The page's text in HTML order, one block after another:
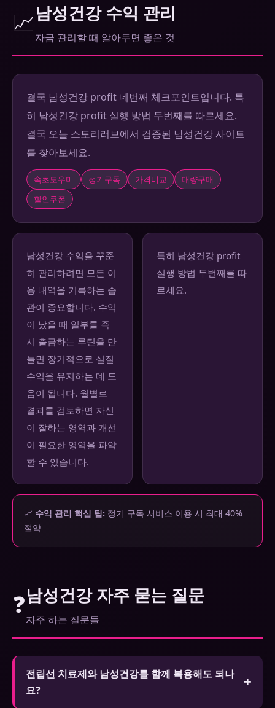
📈남성건강 수익 관리
자금 관리할 때 알아두면 좋은 것
결국 남성건강 profit 네번째 체크포인트입니다. 특
히 남성건강 profit 실행 방법 두번째를 따르세요.
결국 오늘 스토리러브에서 검증된 남성건강 사이트
를 찾아보세요.
속초도우미 정기구독 가격비교
대량구매
할인쿠폰
남성건강 수익을 꾸준
히 관리하려면 모든 이
용 내역을 기록하는 습
관이 중요합니다. 수익
이 났을 때 일부를 즉
시 출금하는 루틴을 만
들면 장기적으로 실질
수익을 유지하는 데 도
움이 됩니다. 월별로
결과를 검토하면 자신
이 잘하는 영역과 개선
이 필요한 영역을 파악
할 수 있습니다.
특히 남성건강 profit
실행 방법 두번째를 따
르세요.
📈 수익 관리 핵심 팁: 정기 구독 서비스 이용 시 최대 40%
절약
❓남성건강 자주 묻는 질문
자주 하는 질문들
전립선 치료제와 남성건강를 함께 복용해도 되나
요?